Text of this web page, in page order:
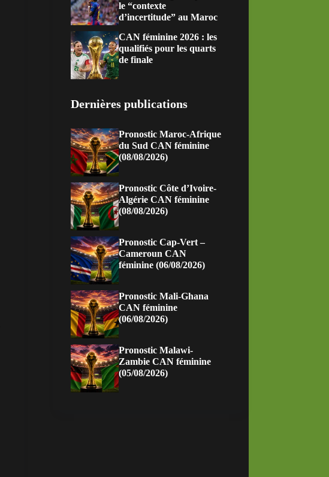
le “contexte
d’incertitude” au Maroc
CAN féminine 2026 : les
qualifiés pour les quarts
de finale
Dernières publications
Pronostic Maroc-Afrique
du Sud CAN féminine
(08/08/2026)
Pronostic Côte d’Ivoire-
Algérie CAN féminine
(08/08/2026)
Pronostic Cap-Vert –
Cameroun CAN
féminine (06/08/2026)
Pronostic Mali-Ghana
CAN féminine
(06/08/2026)
Pronostic Malawi-
Zambie CAN féminine
(05/08/2026)